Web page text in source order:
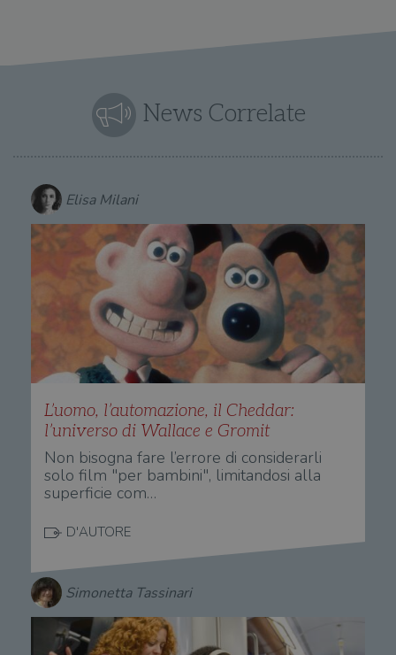
News Correlate
Elisa Milani
L’uomo, l’automazione, il Cheddar:
l’universo di Wallace e Gromit
Non bisogna fare l’errore di considerarli
solo film "per bambini", limitandosi alla
superficie com…
D'AUTORE
Simonetta Tassinari